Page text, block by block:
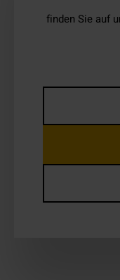
finden Sie auf